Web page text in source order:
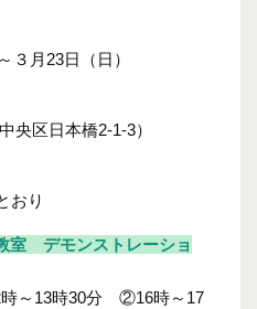
月23日（日）
央区日本橋2-1-3）
おり
室 デモンストレーショ
～13時30分 ②16時～17